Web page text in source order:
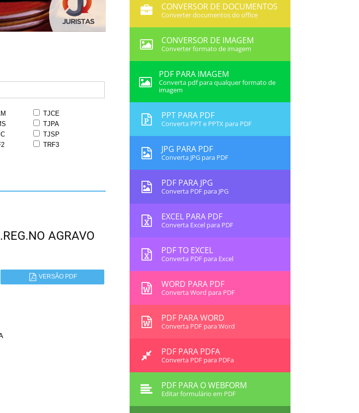
TJCE
TJPA
TJSP
TRF3
AGRAVO
VERSÃO PDF
CONVERSOR DE DOCUMENTOS
Converter documentos do office
CONVERSOR DE IMAGEM
Converter formato de imagem
PDF PARA IMAGEM
Converta pdf para qualquer formato de
imagem
PPT PARA PDF
Converta PPT e PPTX para PDF
JPG PARA PDF
Converta JPG para PDF
PDF PARA JPG
Converta PDF para JPG
EXCEL PARA PDF
Converta Excel para PDF
PDF TO EXCEL
Converta PDF para Excel
WORD PARA PDF
Converta Word para PDF
PDF PARA WORD
Converta PDF para Word
PDF PARA PDFA
Converta PDF para PDFa
PDF PARA O WEBFORM
Editar formulário em PDF